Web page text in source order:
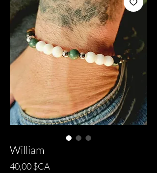
William
40,00 $CA